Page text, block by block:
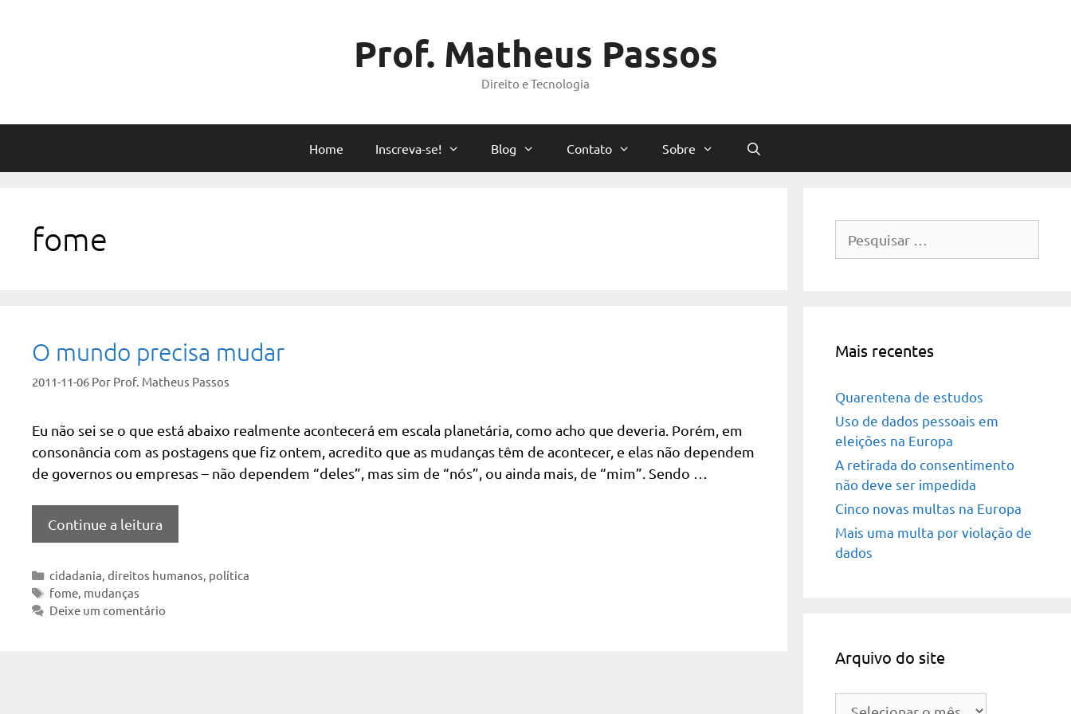
Prof. Matheus Passos
Direito e Tecnologia
Home Inscreva-se! Blog Contato Sobre
fome
O mundo precisa mudar
2011-11-06 Por Prof. Matheus Passos
Eu não sei se o que está abaixo realmente acontecerá em escala planetária, como acho que deveria. Porém, em
consonância com as postagens que fiz ontem, acredito que as mudanças têm de acontecer, e elas não dependem
de governos ou empresas – não dependem “deles”, mas sim de “nós”, ou ainda mais, de “mim”. Sendo …
Continue a leitura
Categorias
cidadania,direitos humanos, política
Tags
fome, mudanças
Deixe um comentário
por:
Mais recentes
Quarentena de estudos
Uso de dados pessoais em
eleições na Europa
A retirada do consentimento
não deve ser impedida
Cinco novas multas na Europa
Mais uma multa por violação de
dados
Arquivo do site
Arquivo